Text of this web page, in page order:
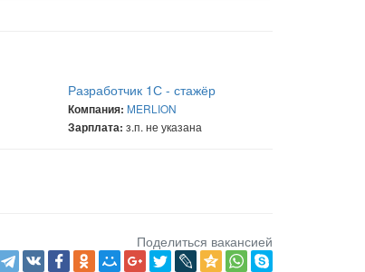
Разработчик 1С - стажёр
Компания: MERLION
Зарплата: з.п. не указана
Поделиться вакансией